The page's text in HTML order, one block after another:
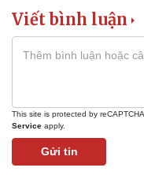
Viết bình luận
This site is protected by
Service apply.
Gửi tin